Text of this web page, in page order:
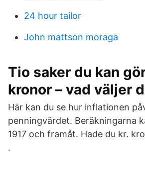
24 hour tailor
John mattson moraga
Tio saker du kan
kronor – vad väljer
Här kan du se hur inflationen
penningvärdet. Beräkningarna
1917 och framåt. Hade du kr.
.